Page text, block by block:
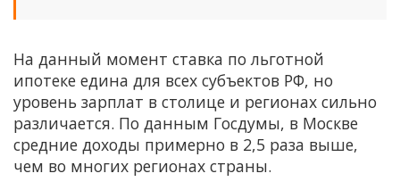
На данный момент ставка по льготной
ипотеке едина для всех субъектов РФ, но
уровень зарплат в столице и регионах сильно
различается. По данным Госдумы, в Москве
средние доходы примерно в 2,5 раза выше,
чем во многих регионах страны.